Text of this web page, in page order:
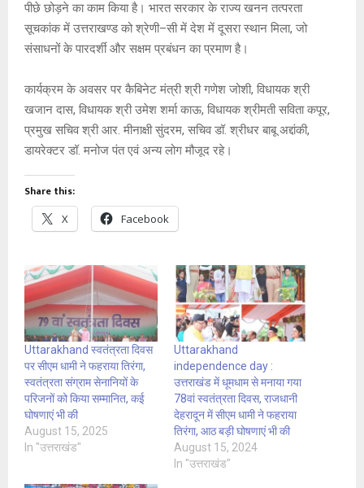
पीछे छोड़ने का काम किया है। भारत सरकार के राज्य खनन तत्परता
सूचकांक में उत्तराखण्ड को श्रेणी–सी में देश में दूसरा स्थान मिला, जो
संसाधनों के पारदर्शी और सक्षम प्रबंधन का प्रमाण है।
कार्यक्रम के अवसर पर कैबिनेट मंत्री श्री गणेश जोशी, विधायक श्री
खजान दास, विधायक श्री उमेश शर्मा काऊ, विधायक श्रीमती सविता कपूर,
प्रमुख सचिव श्री आर. मीनाक्षी सुंदरम, सचिव डॉ. श्रीधर बाबू अद्दांकी,
डायरेक्टर डॉ. मनोज पंत एवं अन्य लोग मौजूद रहे।
Share this:
X Facebook
Uttarakhand स्वतंत्रता दिवस
पर सीएम धामी ने फहराया तिरंगा,
स्वतंत्रता संग्राम सेनानियों के
परिजनों को किया सम्मानित, कई
घोषणाएं भी की
August 15, 2025
In "उत्तराखंड"
Uttarakhand
independence day :
उत्तराखंड में धूमधाम से मनाया गया
78वां स्वतंत्रता दिवस, राजधानी
देहरादून में सीएम धामी ने फहराया
तिरंगा, आठ बड़ी घोषणाएं भी की
August 15, 2024
In "उत्तराखंड"